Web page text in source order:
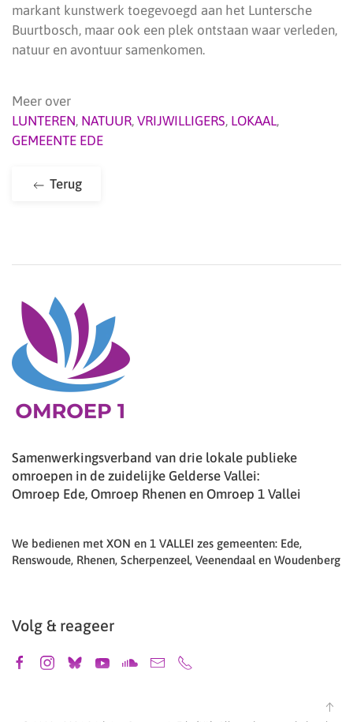
markant kunstwerk toegevoegd aan het Luntersche
Buurtbosch, maar ook een plek ontstaan waar verleden,
natuur en avontuur samenkomen.
Meer over
LUNTEREN, NATUUR, VRIJWILLIGERS, LOKAAL,
GEMEENTE EDE
Terug
Samenwerkingsverband van drie lokale publieke
omroepen in de zuidelijke Gelderse Vallei:
Omroep Ede, Omroep Rhenen en Omroep 1 Vallei
We bedienen met XON en 1 VALLEI zes gemeenten: Ede,
Renswoude, Rhenen, Scherpenzeel, Veenendaal en Woudenberg
Volg & reageer